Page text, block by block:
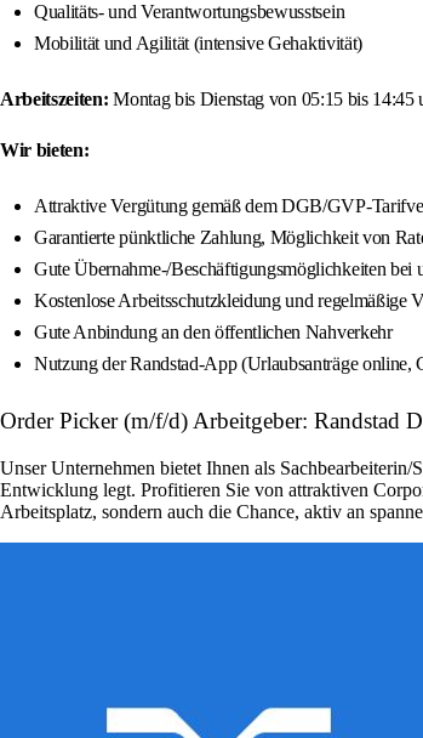
Qualitäts- und Verantwortungsbewusstsein
Mobilität und Agilität (intensive Gehaktivität)
Arbeitszeiten: Montag bis Dienstag von 05:15 bis
Wir bieten:
Attraktive Vergütung gemäß dem DGB/GVP-
Garantierte pünktliche Zahlung, Möglichkeit von
Gute Übernahme-/Beschäftigungsmöglichkeiten bei
Kostenlose Arbeitsschutzkleidung und regelmäßige
Gute Anbindung an den öffentlichen Nahverkehr
Nutzung der Randstad-App (Urlaubsanträge online,
Order Picker (m/f/d) Arbeitgeber: Randstad
Unser Unternehmen bietet Ihnen als
Entwicklung legt. Profitieren Sie von attraktiven
Arbeitsplatz, sondern auch die Chance, aktiv an